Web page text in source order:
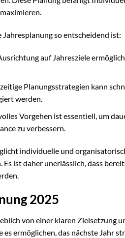
so entscheidend ist:
auf Jahresziele
Planungsstrategien kann
werden.
Vorgehen ist essentiell, um
zu verbessern.
individuelle und
ist daher unerlässlich, dass
2025
von einer klaren Zielsetzung
ermöglichen, das nächste Jahr